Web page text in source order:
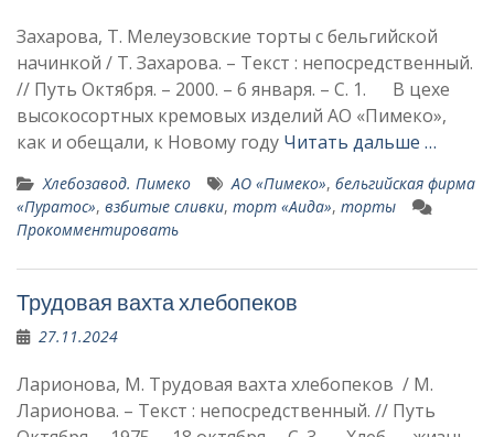
Захарова, Т. Мелеузовские торты с бельгийской
начинкой / Т. Захарова. – Текст : непосредственный.
// Путь Октября. – 2000. – 6 января. – С. 1. В цехе
высокосортных кремо­вых изделий АО «Пимеко»,
как и обещали, к Новому году Читать дальше …
Хлебозавод. Пимеко АО «Пимеко», бельгийская фирма
«Пуратос», взбитые сливки, торт «Аида», торты
Прокомментировать
Трудовая вахта хлебопеков
27.11.2024
Ларионова, М. Трудовая вахта хлебопеков / М.
Ларионова. – Текст : непосредственный. // Путь